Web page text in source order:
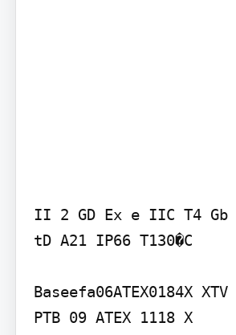
II 2 GD Ex e IIC T4 Gb
tD A21 IP66 T130�C
Baseefa06ATEX0184X XTV
PTB 09 ATEX 1118 X